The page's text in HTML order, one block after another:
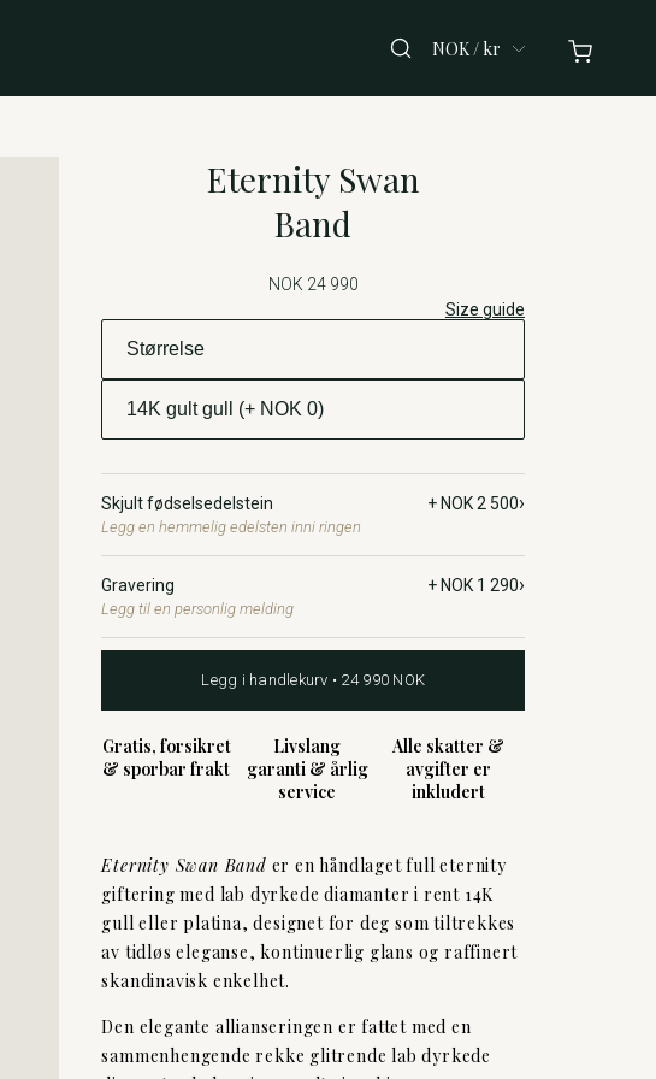
NOK / kr
Eternity Swan
Band
NOK 24 990
Size guide
Skjult fødselsedelstein
Legg en hemmelig edelsten inni ringen
+ NOK 2 500›
Gravering
Legg til en personlig melding
+ NOK 1 290›
Legg i handlekurv • 24 990 NOK
Gratis, forsikret
& sporbar frakt
Livslang
garanti & årlig
service
Alle skatter &
avgifter er
inkludert
Eternity Swan Band er en håndlaget full eternity
giftering med lab dyrkede diamanter i rent 14K
gull eller platina, designet for deg som tiltrekkes
av tidløs eleganse, kontinuerlig glans og raffinert
skandinavisk enkelhet.
Den elegante allianseringen er fattet med en
sammenhengende rekke glitrende lab dyrkede